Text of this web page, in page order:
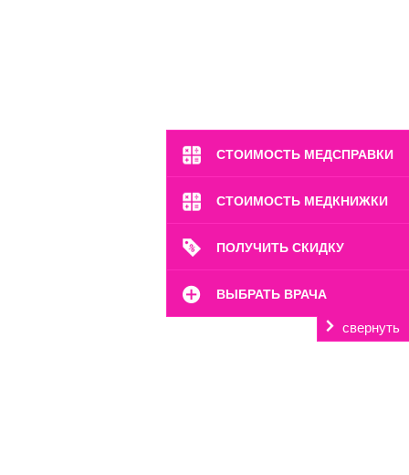
СТОИМОСТЬ МЕДСПРАВКИ
СТОИМОСТЬ МЕДКНИЖКИ
ПОЛУЧИТЬ СКИДКУ
ВЫБРАТЬ ВРАЧА
свернуть